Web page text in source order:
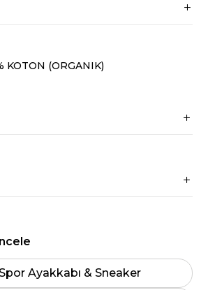
KOTON (ORGANIK)
Ayakkabı & Sneaker